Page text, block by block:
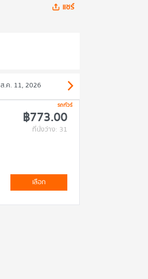
แชร์
ส.ค. 11, 2026
รถทัวร์
฿773.00
ที่นั่งว่าง: 31
เลือก